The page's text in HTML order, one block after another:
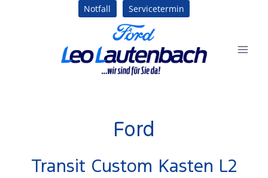
Notfall Servicetermin
Ford
Transit Custom Kasten L2